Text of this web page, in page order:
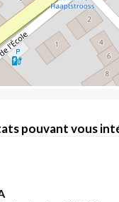
pouvant vous